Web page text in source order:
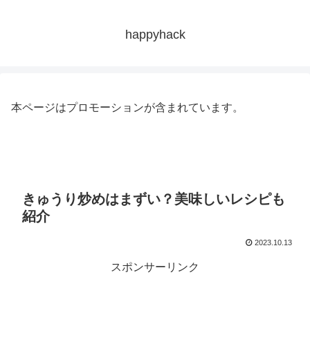
happyhack
本ページはプロモーションが含まれています。
きゅうり炒めはまずい？美味しいレシピも
紹介
2023.10.13
スポンサーリンク